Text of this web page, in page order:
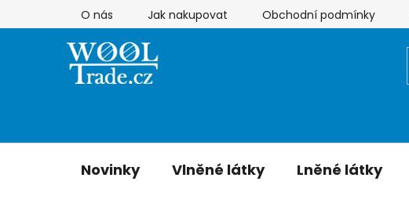
na
O nás Jak nakupovat Obchodní podmínky
Novinky Vlněné látky Lněné látky